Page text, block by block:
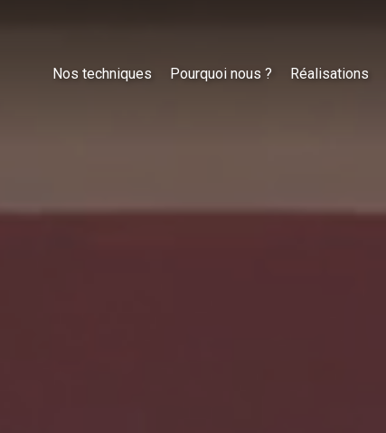
Nos techniques Pourquoi nous ? Réalisations